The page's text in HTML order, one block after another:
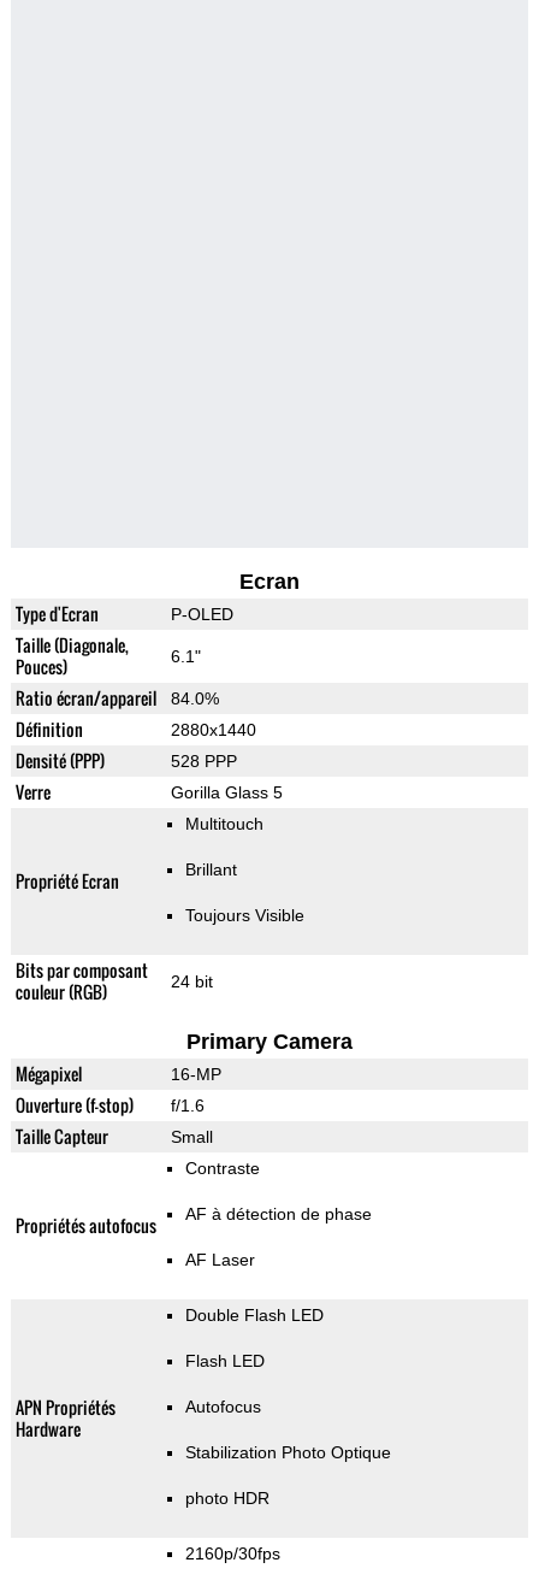
Ecran
Type d'Ecran P-OLED
Taille (Diagonale,
Pouces)
6.1"
Ratio écran/appareil 84.0%
Définition 2880x1440
Densité (PPP) 528 PPP
Verre Gorilla Glass 5
Propriété Ecran
Multitouch
Brillant
Toujours Visible
Bits par composant
couleur (RGB)
24 bit
Primary Camera
Mégapixel 16-MP
Ouverture (f-stop) f/1.6
Taille Capteur Small
Propriétés autofocus
Contraste
AF à détection de phase
AF Laser
APN Propriétés
Hardware
Double Flash LED
Flash LED
Autofocus
Stabilization Photo Optique
photo HDR
2160p/30fps